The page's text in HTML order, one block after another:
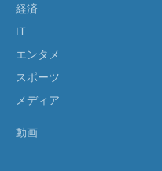
経済
IT
エンタメ
スポーツ
メディア
動画